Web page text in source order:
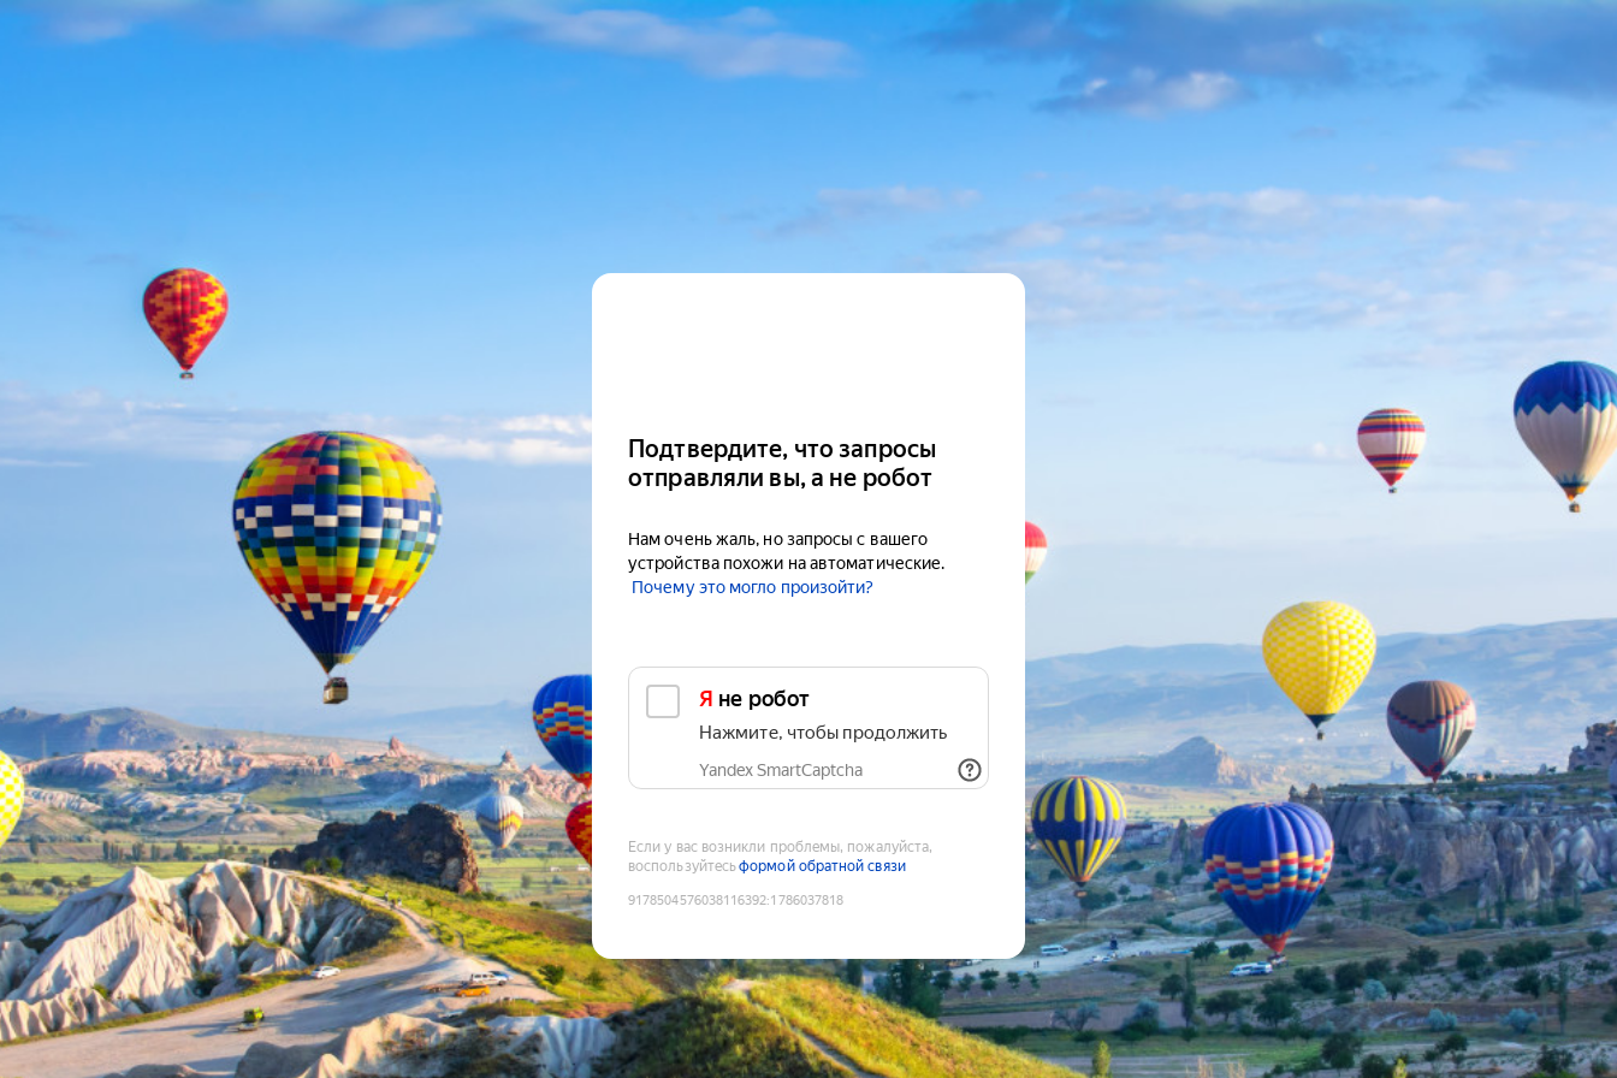
Подтвердите, что запросы
отправляли вы, а не робот
Нам очень жаль, но запросы с вашего
устройства похожи на автоматические.
Почему это могло произойти?
Я не робот
Нажмите, чтобы продолжить
Yandex SmartCaptcha
Если у вас возникли проблемы, пожалуйста,
воспользуйтесьформой обратной связи
9178504576038116392:1786037818